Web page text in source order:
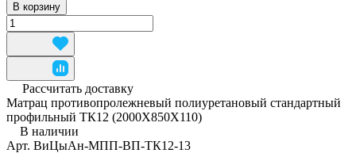
В корзину
Рассчитать доставку
Матрац противопролежневый полиуретановый стандартный
профильный ТК12 (2000Х850Х110)
В наличии
Арт. ВиЦыАн-МПП-ВП-ТК12-13